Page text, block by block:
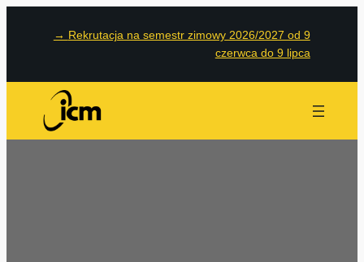
→ Rekrutacja na semestr zimowy 2026/2027 od 9
czerwca do 9 lipca